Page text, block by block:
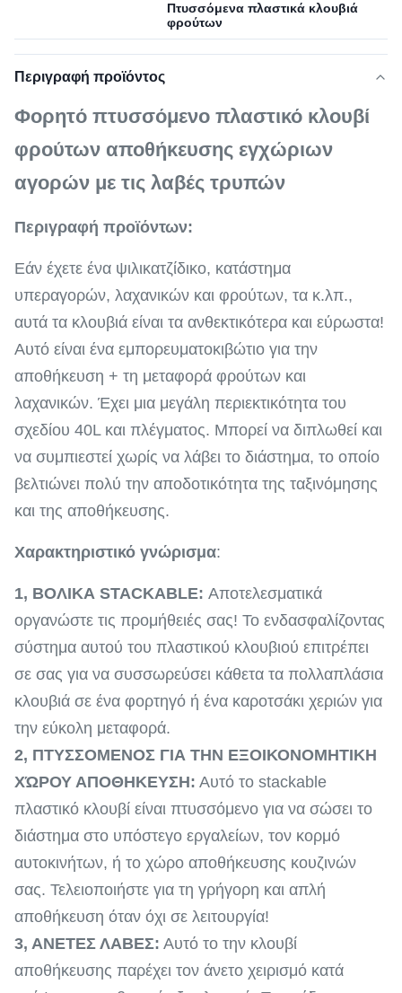
Πτυσσόμενα πλαστικά κλουβιά
φρούτων
Περιγραφή προϊόντος
Φορητό πτυσσόμενο πλαστικό κλουβί
φρούτων αποθήκευσης εγχώριων
αγορών με τις λαβές τρυπών
Περιγραφή προϊόντων:
Εάν έχετε ένα ψιλικατζίδικο, κατάστημα
υπεραγορών, λαχανικών και φρούτων, τα κ.λπ.,
αυτά τα κλουβιά είναι τα ανθεκτικότερα και εύρωστα!
Αυτό είναι ένα εμπορευματοκιβώτιο για την
αποθήκευση + τη μεταφορά φρούτων και
λαχανικών. Έχει μια μεγάλη περιεκτικότητα του
σχεδίου 40L και πλέγματος. Μπορεί να διπλωθεί και
να συμπιεστεί χωρίς να λάβει το διάστημα, το οποίο
βελτιώνει πολύ την αποδοτικότητα της ταξινόμησης
και της αποθήκευσης.
Χαρακτηριστικό γνώρισμα:
1, ΒΟΛΙΚΑ STACKABLE: Αποτελεσματικά
οργανώστε τις προμήθειές σας! Το ενδασφαλίζοντας
σύστημα αυτού του πλαστικού κλουβιού επιτρέπει
σε σας για να συσσωρεύσει κάθετα τα πολλαπλάσια
κλουβιά σε ένα φορτηγό ή ένα καροτσάκι χεριών για
την εύκολη μεταφορά.
2, ΠΤΥΣΣΟΜΕΝΟΣ ΓΙΑ ΤΗΝ ΕΞΟΙΚΟΝΟΜΗΤΙΚΗ
ΧΏΡΟΥ ΑΠΟΘΗΚΕΥΣΗ: Αυτό το stackable
πλαστικό κλουβί είναι πτυσσόμενο για να σώσει το
διάστημα στο υπόστεγο εργαλείων, τον κορμό
αυτοκινήτων, ή το χώρο αποθήκευσης κουζινών
σας. Τελειοποιήστε για τη γρήγορη και απλή
αποθήκευση όταν όχι σε λειτουργία!
3, ΑΝΕΤΕΣ ΛΑΒΕΣ: Αυτό το την κλουβί
αποθήκευσης παρέχει τον άνετο χειρισμό κατά